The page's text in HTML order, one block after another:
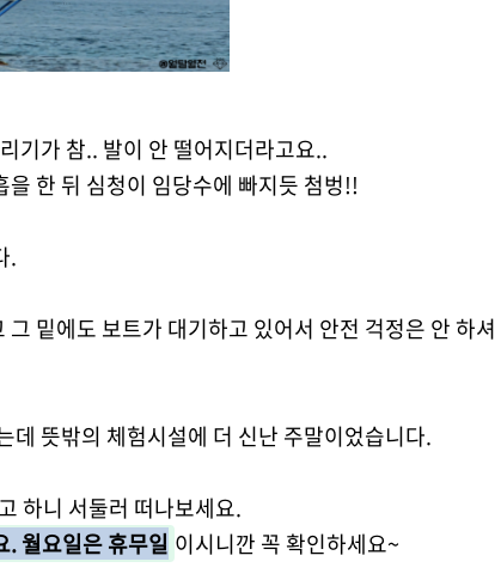
기가 참.. 발이 안 떨어지더라고요..
한 뒤 심청이 임당수에 빠지듯 첨벙!!
.
밑에도 보트가 대기하고 있어서 안전 걱정은 안 하셔
데 뜻밖의 체험시설에 더 신난 주말이었습니다.
하니 서둘러 떠나보세요.
월요일은 휴무일 이시니깐 꼭 확인하세요~